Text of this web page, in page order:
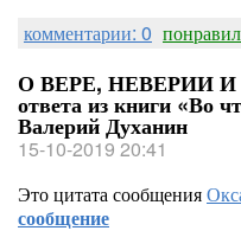
комментарии: 0
О ВЕРЕ, НЕВЕРИИ
ответа из книги «Во
Валерий Духанин
15-10-2019 20:41
Это цитата сообщения
сообщение